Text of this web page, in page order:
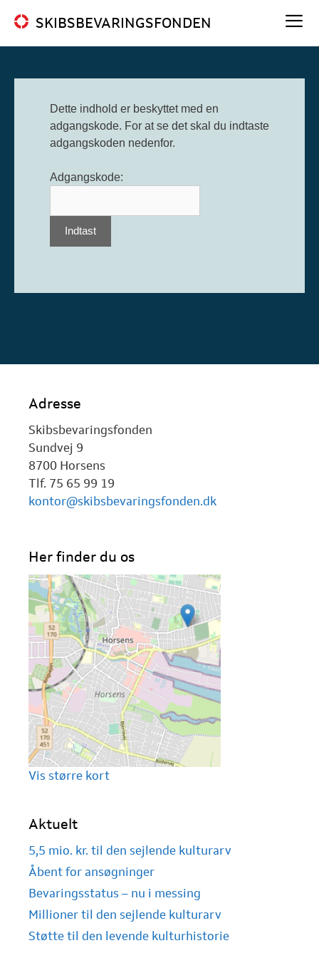
indhold
SKIBSBEVARINGSFONDEN
Dette indhold er beskyttet med en
adgangskode. For at se det skal du indtaste
adgangskoden nedenfor.
Adgangskode:
Adresse
Skibsbevaringsfonden
Sundvej 9
8700 Horsens
Tlf. 75 65 99 19
kontor@skibsbevaringsfonden.dk
Her finder du os
Vis større kort
Aktuelt
5,5 mio. kr. til den sejlende kulturarv
Åbent for ansøgninger
Bevaringsstatus – nu i messing
Millioner til den sejlende kulturarv
Støtte til den levende kulturhistorie